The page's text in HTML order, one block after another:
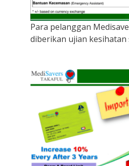
Para pelanggan
diberikan ujian kesihatan